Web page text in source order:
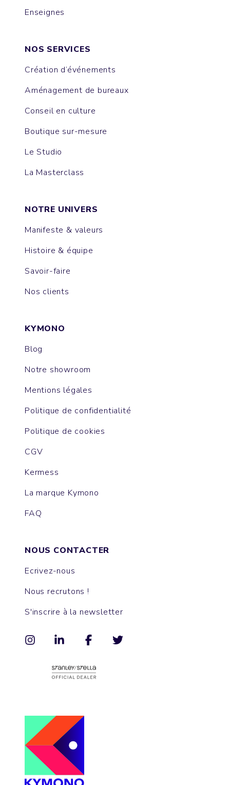
Enseignes
NOS SERVICES
Création d’événements
Aménagement de bureaux
Conseil en culture
Boutique sur-mesure
Le Studio
La Masterclass
NOTRE UNIVERS
Manifeste & valeurs
Histoire & équipe
Savoir-faire
Nos clients
KYMONO
Blog
Notre showroom
Mentions légales
Politique de confidentialité
Politique de cookies
CGV
Kermess
La marque Kymono
FAQ
NOUS CONTACTER
Ecrivez-nous
Nous recrutons !
S'inscrire à la newsletter